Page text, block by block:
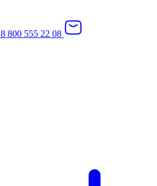
8 800 555 22 08